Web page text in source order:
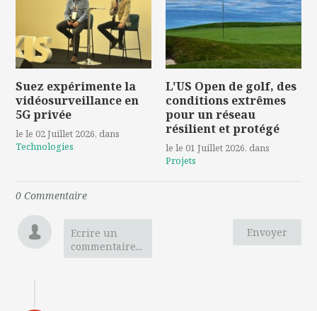
Suez expérimente la
vidéosurveillance en
5G privée
le le 02 Juillet 2026, dans
Technologies
L'US Open de golf, des
conditions extrêmes
pour un réseau
résilient et protégé
le le 01 Juillet 2026, dans
Projets
0 Commentaire
Envoyer
Ecrire un
commentaire...